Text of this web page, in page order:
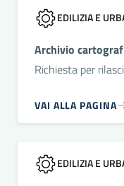
EDILIZIA E
Archivio
Richiesta per
VAI ALLA PAGINA
EDILIZIA E